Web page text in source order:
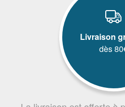
Livraison
dès